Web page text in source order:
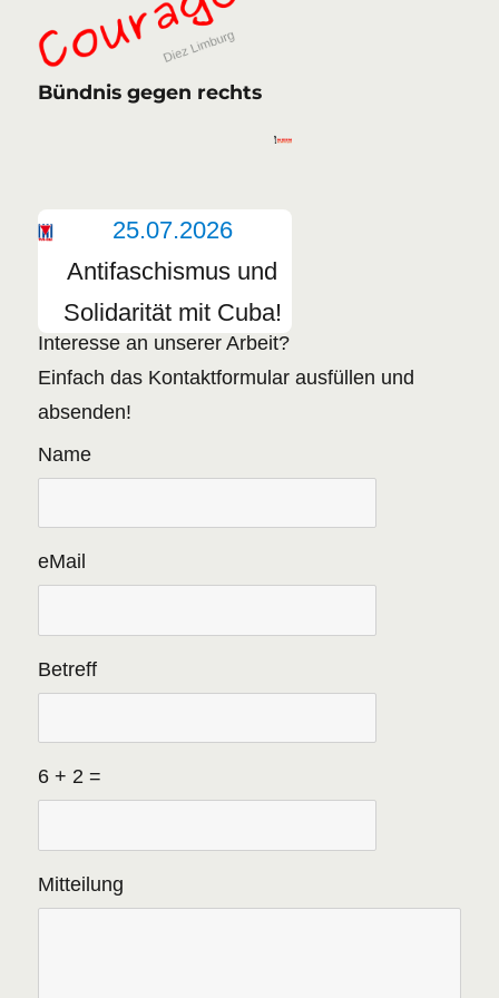
Bündnis gegen rechts
25.07.2026
Antifaschismus und
Solidarität mit Cuba!
Interesse an unserer Arbeit?
Einfach das Kontaktformular ausfüllen und
absenden!
Name
eMail
Betreff
6 + 2 =
Please
Please
Mitteilung